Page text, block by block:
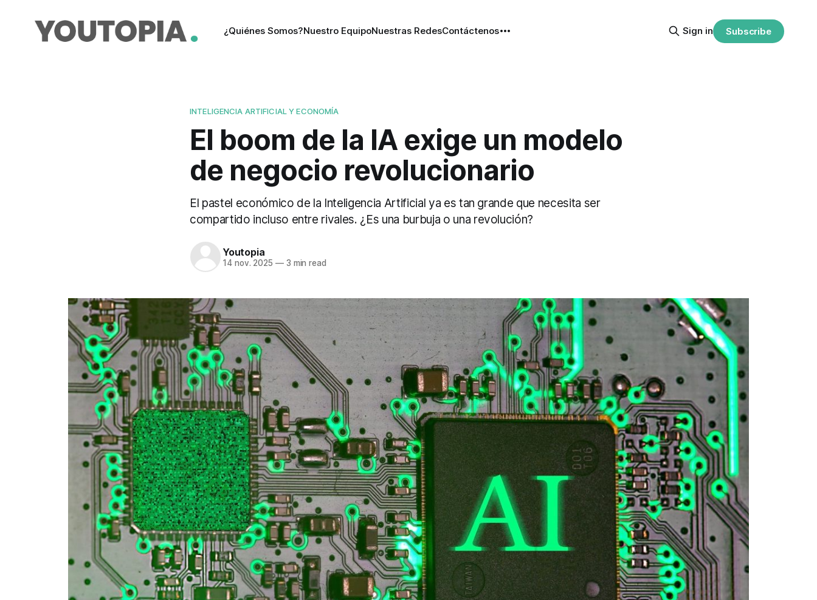
¿Quiénes Somos?Nuestro EquipoNuestras RedesContáctenos Sign in Subscribe
INTELIGENCIA ARTIFICIAL Y ECONOMÍA
El boom de la IA exige un modelo
de negocio revolucionario
El pastel económico de la Inteligencia Artificial ya es tan grande que necesita ser
compartido incluso entre rivales. ¿Es una burbuja o una revolución?
Youtopia
14 nov. 2025 —3 min read